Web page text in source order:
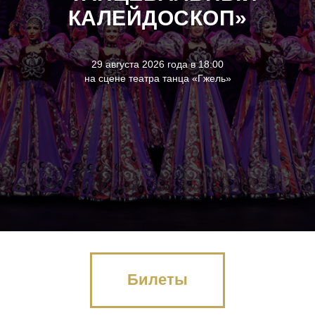
КАЛЕЙДОСКОП»
29 августа 2026 года в 18:00
на сцене театра танца «Гжель»
Билеты